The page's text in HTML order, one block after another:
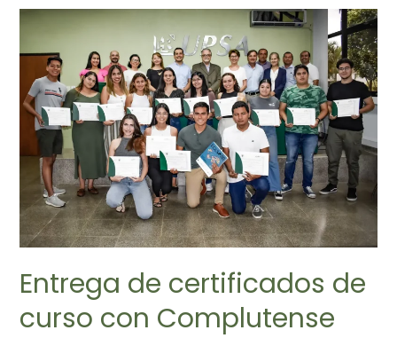
Entrega de certificados de
curso con Complutense